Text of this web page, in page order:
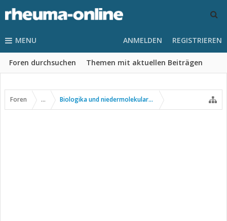
MENU
Foren durchsuchen Themen mit aktuellen Beiträgen
ANMELDEN REGISTRIEREN
Foren ... Biologika und niedermolekulare Wirkstoffe